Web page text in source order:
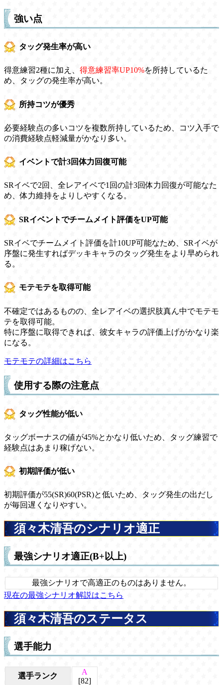
強い点
タッグ発生率が高い
得意練習2種に加え、 得意練習率UP10%を所持しているた
め、タッグの発生率が高い。
所持コツが優秀
必要経験点の多いコツを複数所持しているため、コツ入手で
の消費経験点軽減量がかなり多い。
イベントで計3回体力回復可能
SRイベで2回、全レアイベで1回の計3回体力回復が可能なた
め、体力維持をよりしやすくなる。
SRイベントでチームメイト評価をUP可能
SRイベでチームメイト評価を計10UP可能なため、SRイベが
序盤に発生すればデッキキャラのタッグ発生をより早められ
る。
モテモテを取得可能
不確定ではあるものの、全レアイベの選択肢真ん中でモテモ
テを取得可能。
特に序盤に取得できれば、彼女キャラの評価上げがかなり楽
になる。
モテモテの詳細はこちら
使用する際の注意点
タッグ性能が低い
タッグボーナスの値が45%とかなり低いため、タッグ練習で
経験点はあまり稼げない。
初期評価が低い
初期評価が55(SR)60(PSR)と低いため、タッグ発生の出だし
が毎回遅くなりやすい。
須々木清吾のシナリオ適正
最強シナリオ適正(B+以上)
最強シナリオで高適正のものはありません。
現在の最強シナリオ解説はこちら
須々木清吾のステータス
選手能力
選手ランク
A
[82]